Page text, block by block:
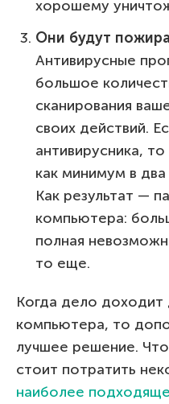
хорошему
Они будут
Антивирусные
большое
сканирования
своих действий.
антивирусника,
как минимум в
Как результат —
компьютера:
полная
то еще.
Когда дело
компьютера, то
лучшее решение.
стоит потратить
наиболее